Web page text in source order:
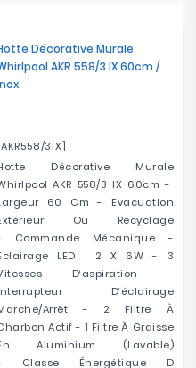
Décorative Murale
AKR 558/3 IX 60cm /
3IX]
Décorative Murale
AKR 558/3 IX 60cm -
60 Cm - Evacuation
Ou Recyclage
Commande Mécanique -
LED : 2 X 6W - 3
D‘aspiration -
D‘éclairage
arrêt - 2 Filtre À
Actif - 1 Filtre À Graisse
Aluminium (lavable)
Classe Énergétique D